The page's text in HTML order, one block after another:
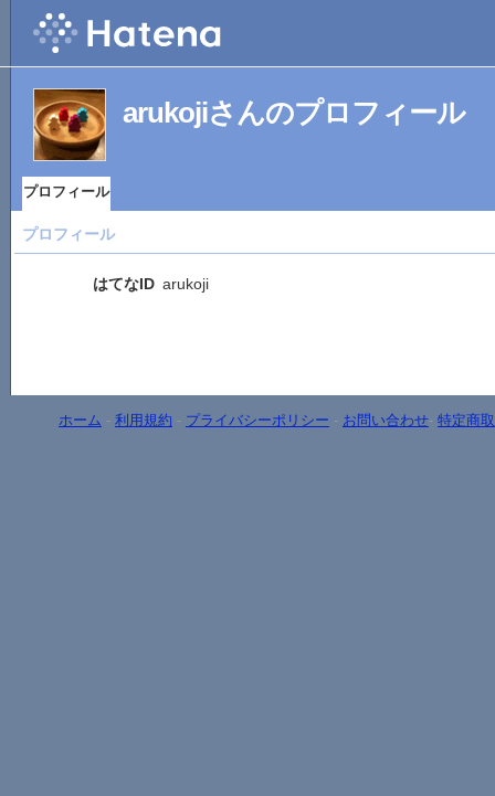
arukojiさんのプロフィール
プロフィール
プロフィール
はてなID arukoji
ホーム - 利用規約 - プライバシーポリシー - お問い合わせ- 特定商